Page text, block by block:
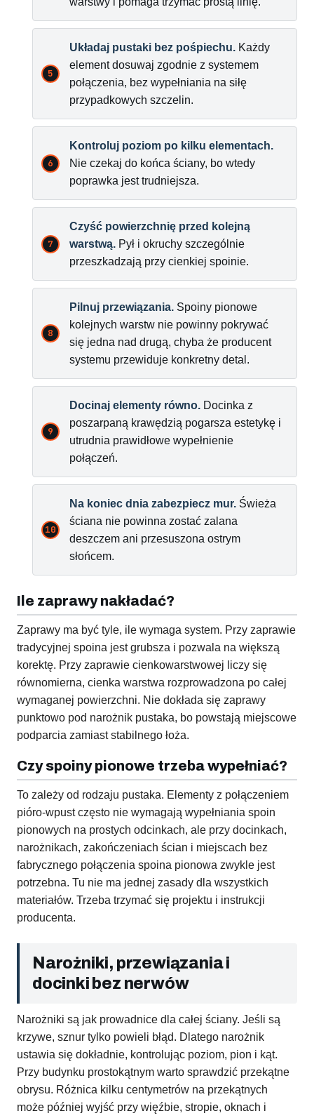
Układaj pustaki bez pośpiechu. Każdy
element dosuwaj zgodnie z systemem
połączenia, bez wypełniania na siłę
przypadkowych szczelin.
Kontroluj poziom po kilku elementach.
Nie czekaj do końca ściany, bo wtedy
poprawka jest trudniejsza.
Czyść powierzchnię przed kolejną
warstwą. Pył i okruchy szczególnie
przeszkadzają przy cienkiej spoinie.
Pilnuj przewiązania. Spoiny pionowe
kolejnych warstw nie powinny pokrywać
się jedna nad drugą, chyba że producent
systemu przewiduje konkretny detal.
Docinaj elementy równo. Docinka z
poszarpaną krawędzią pogarsza estetykę i
utrudnia prawidłowe wypełnienie
połączeń.
Na koniec dnia zabezpiecz mur. Świeża
ściana nie powinna zostać zalana
deszczem ani przesuszona ostrym
słońcem.
Ile zaprawy nakładać?
Zaprawy ma być tyle, ile wymaga system. Przy zaprawie
tradycyjnej spoina jest grubsza i pozwala na większą
korektę. Przy zaprawie cienkowarstwowej liczy się
równomierna, cienka warstwa rozprowadzona po całej
wymaganej powierzchni. Nie dokłada się zaprawy
punktowo pod narożnik pustaka, bo powstają miejscowe
podparcia zamiast stabilnego łoża.
Czy spoiny pionowe trzeba wypełniać?
To zależy od rodzaju pustaka. Elementy z połączeniem
pióro-wpust często nie wymagają wypełniania spoin
pionowych na prostych odcinkach, ale przy docinkach,
narożnikach, zakończeniach ścian i miejscach bez
fabrycznego połączenia spoina pionowa zwykle jest
potrzebna. Tu nie ma jednej zasady dla wszystkich
materiałów. Trzeba trzymać się projektu i instrukcji
producenta.
Narożniki, przewiązania i
docinki bez nerwów
Narożniki są jak prowadnice dla całej ściany. Jeśli są
krzywe, sznur tylko powieli błąd. Dlatego narożnik
ustawia się dokładnie, kontrolując poziom, pion i kąt.
Przy budynku prostokątnym warto sprawdzić przekątne
obrysu. Różnica kilku centymetrów na przekątnych
może później wyjść przy więźbie, stropie, oknach i